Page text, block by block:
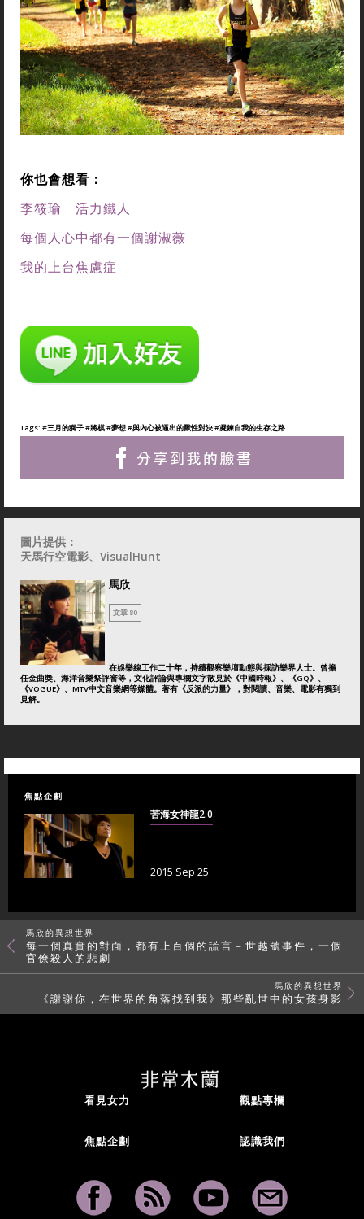
你也會想看：
李筱瑜 活力鐵人
每個人心中都有一個謝淑薇
我的上台焦慮症
Tags: #三月的獅子#將棋#夢想#與內心被逼出的獸性對決#凝鍊自我的生存之路
圖片提供：
天馬行空電影、VisualHunt
馬欣
文章 80
在娛樂線工作二十年，持續觀察樂壇動態與採訪樂界人士。曾擔
任金曲獎、海洋音樂祭評審等，文化評論與專欄文字散見於《中國時報》、《GQ》、
《VOGUE》、MTV中文音樂網等媒體。著有《反派的力量》，對閱讀、音樂、電影有獨到
見解。
焦點企劃
苦海女神龍2.0
2015 Sep 25
馬欣的異想世界
每一個真實的對面，都有上百個的謊言－世越號事件，一個
官僚殺人的悲劇
馬欣的異想世界
《謝謝你，在世界的角落找到我》那些亂世中的女孩身影
看見女力 觀點專欄
焦點企劃 認識我們